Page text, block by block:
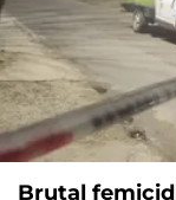
Brutal